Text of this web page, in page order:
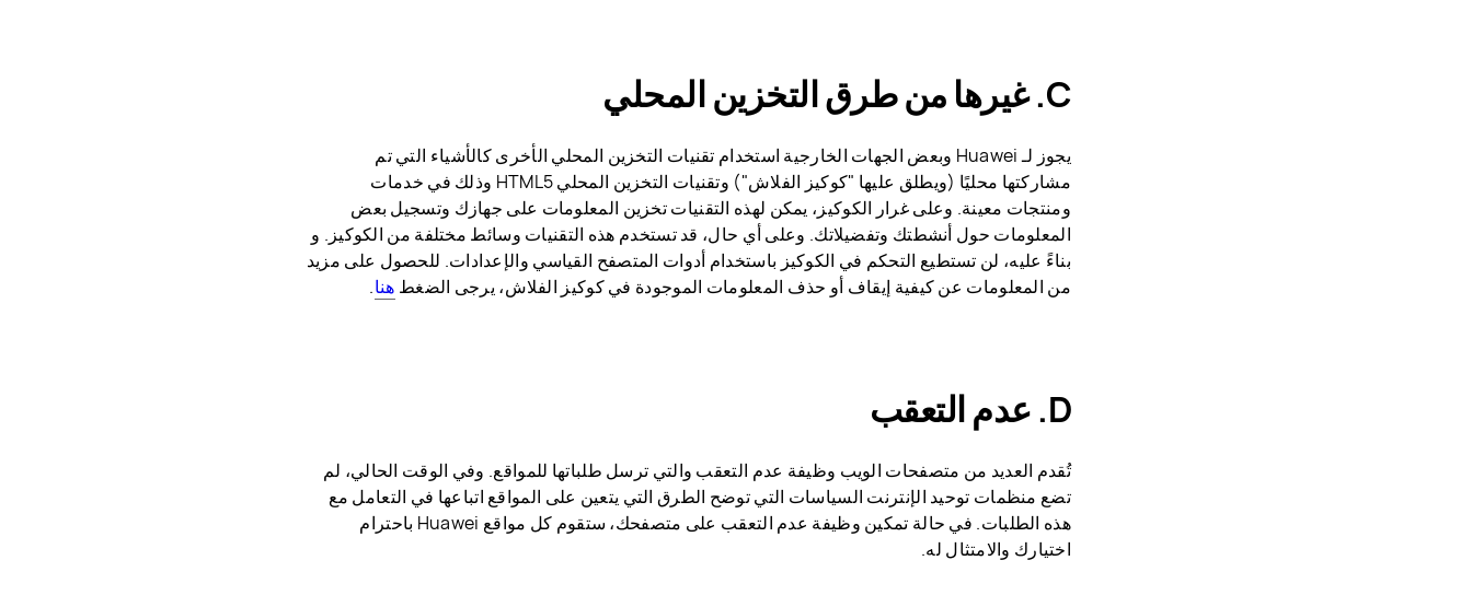
C. غيرها من طرق التخزين المحلي
يجوز لـ Huawei وبعض الجهات الخارجية استخدام تقنيات التخزين المحلي الأخرى كالأشياء التي تم
مشاركتها محليًا (ويطلق عليها "كوكيز الفلاش") وتقنيات التخزين المحلي HTML5 وذلك في خدمات
ومنتجات معينة. وعلى غرار الكوكيز، يمكن لهذه التقنيات تخزين المعلومات على جهازك وتسجيل بعض
المعلومات حول أنشطتك وتفضيلاتك. وعلى أي حال، قد تستخدم هذه التقنيات وسائط مختلفة من الكوكيز. و
بناءً عليه، لن تستطيع التحكم في الكوكيز باستخدام أدوات المتصفح القياسي والإعدادات. للحصول على مزيد
من المعلومات عن كيفية إيقاف أو حذف المعلومات الموجودة في كوكيز الفلاش، يرجى الضغط هنا.
D. عدم التعقب
تُقدم العديد من متصفحات الويب وظيفة عدم التعقب والتي ترسل طلباتها للمواقع. وفي الوقت الحالي، لم
تضع منظمات توحيد الإنترنت السياسات التي توضح الطرق التي يتعين على المواقع اتباعها في التعامل مع
هذه الطلبات. في حالة تمكين وظيفة عدم التعقب على متصفحك، ستقوم كل مواقع Huawei باحترام
اختيارك والامتثال له.